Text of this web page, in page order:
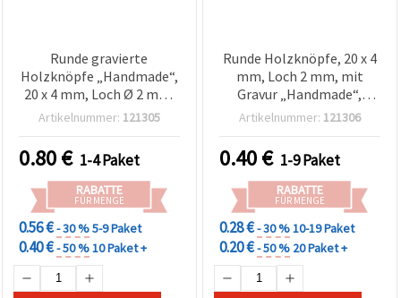
Runde gravierte
Holzknöpfe „Handmade“,
20 x 4 mm, Loch Ø 2 mm,
Naturholzfarbe – 20 Stück
Artikelnummer: 121305
0.80€ 1-4 Paket
RABATTE
FÜR MENGE
0.56 €- 30 %5-9 Paket
0.40 €- 50 %10 Paket +
Runde Holzknöpfe, 20 x 4
mm, Loch 2 mm, mit
Gravur „Handmade“,
Naturholzfarbe – 10 Stück
Artikelnummer: 121306
0.40€ 1-9 Paket
RABATTE
FÜR MENGE
0.28 €- 30 %10-19 Paket
0.20 €- 50 % 20 Paket +